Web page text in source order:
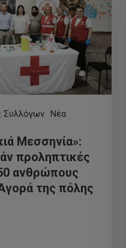
Συλλόγων Νέα
Μεσσηνία»:
προληπτικές
ανθρώπους
της πόλης